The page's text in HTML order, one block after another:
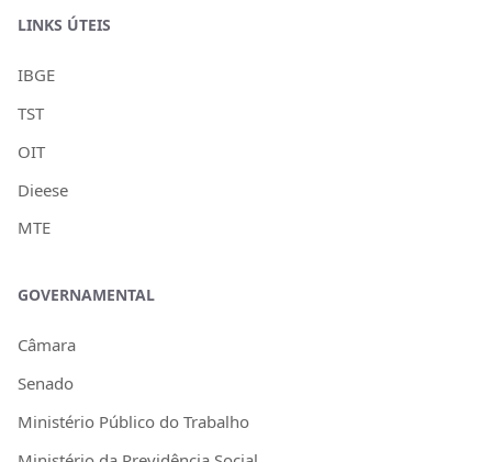
LINKS ÚTEIS
IBGE
TST
OIT
Dieese
MTE
GOVERNAMENTAL
Câmara
Senado
Ministério Público do Trabalho